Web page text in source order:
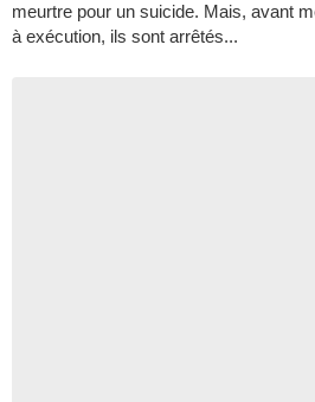
meurtre pour un suicide. Mais, avant
à exécution, ils sont arrêtés...